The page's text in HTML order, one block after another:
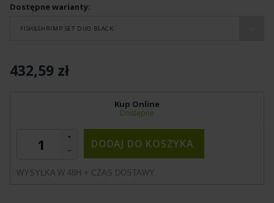
Dostępne warianty:
FISH&SHRIMP SET DUO BLACK
432,59 zł
Kup Online
Dostępne
DODAJ DO KOSZYKA
WYSYŁKA W 48H + CZAS DOSTAWY